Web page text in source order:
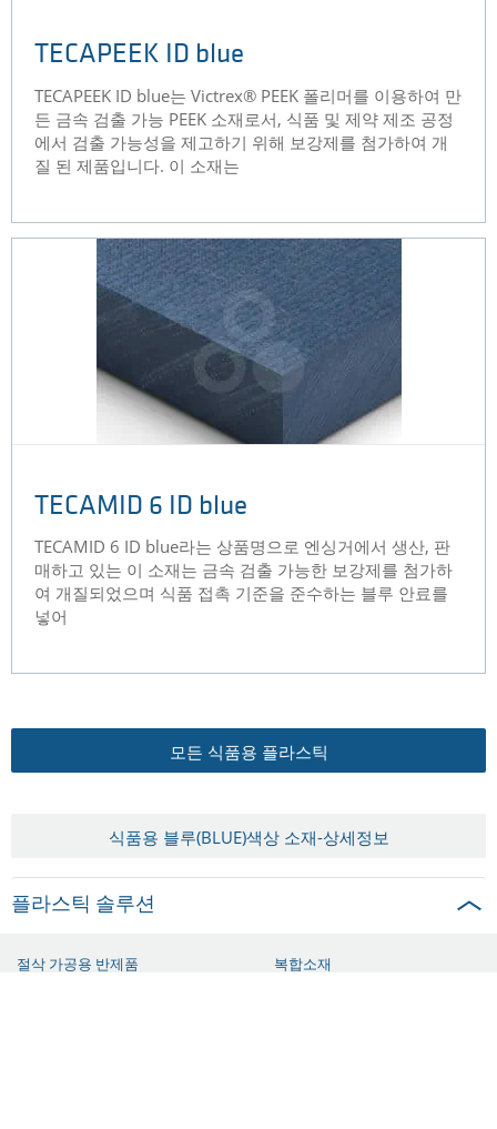
TECAPEEK ID blue
TECAPEEK ID blue는 Victrex® PEEK 폴리머를 이용하여 만
든 금속 검출 가능 PEEK 소재로서, 식품 및 제약 제조 공정
에서 검출 가능성을 제고하기 위해 보강제를 첨가하여 개
질 된 제품입니다. 이 소재는
TECAMID 6 ID blue
TECAMID 6 ID blue라는 상품명으로 엔싱거에서 생산, 판
매하고 있는 이 소재는 금속 검출 가능한 보강제를 첨가하
여 개질되었으며 식품 접촉 기준을 준수하는 블루 안료를
넣어
모든 식품용 플라스틱
식품용 블루(BLUE)색상 소재-상세정보
플라스틱 솔루션
절삭 가공용 반제품 복합소재